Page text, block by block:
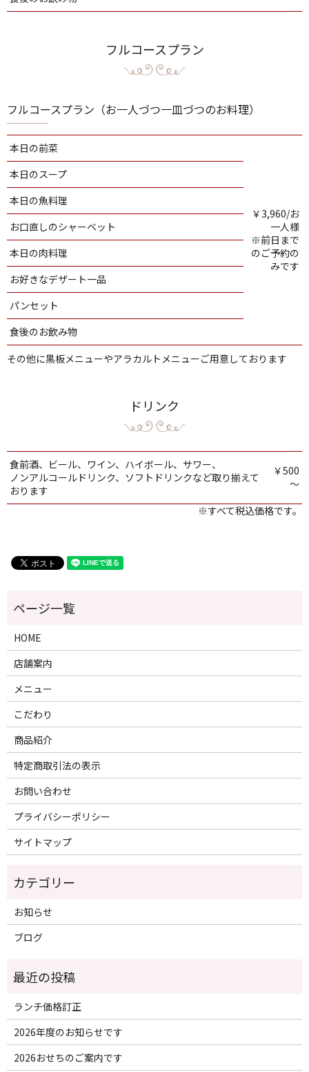
フルコースプラン
フルコースプラン （お一人づつ一皿づつのお料理）
本日の前菜
￥3,960/お
一人様
※前日まで
のご予約の
みです
本日のスープ
本日の魚料理
お口直しのシャーベット
本日の肉料理
お好きなデザート一品
パンセット
食後のお飲み物
その他に黒板メニューやアラカルトメニューご用意しております
ドリンク
食前酒、ビール、ワイン、ハイボール、サワー、
ノンアルコールドリンク、ソフトドリンクなど取り揃えて
おります
￥500
～
※すべて税込価格です。
HOME
店舗案内
メニュー
こだわり
商品紹介
特定商取引法の表示
お問い合わせ
プライバシーポリシー
サイトマップ
お知らせ
ブログ
ランチ価格訂正
2026年度のお知らせです
2026おせちのご案内です